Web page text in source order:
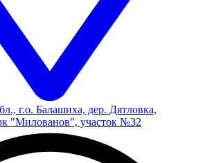
г.о. Балашиха, дер. Дятловка,
"Милованов", участок №32